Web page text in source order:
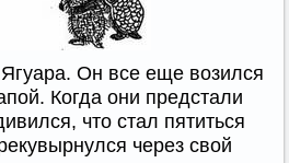
Он все еще возился
Когда они предстали
что стал пятиться
через свой